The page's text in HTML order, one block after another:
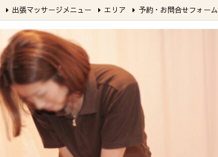
出張マッサージメニュー エリア 予約・お問合せフォーム